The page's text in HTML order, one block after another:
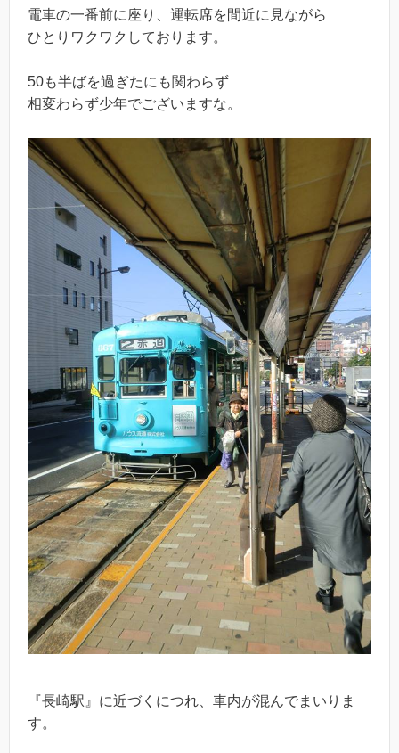
電車の一番前に座り、運転席を間近に見ながら
ひとりワクワクしております。
50も半ばを過ぎたにも関わらず
相変わらず少年でございますな。
『長崎駅』に近づくにつれ、車内が混んでまいりま
す。